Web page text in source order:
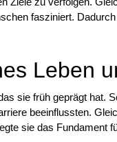
fasziniert.
Leben
sie früh geprägt hat.
beeinflussten.
sie das Fundament